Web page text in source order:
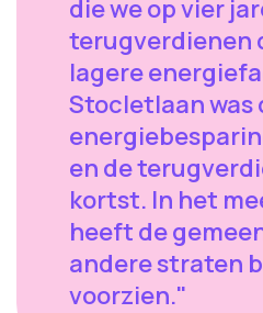
die we op vier
terugverdienen
lagere
Stocletlaan was
en de
kortst. In het
heeft de
andere straten
voorzien."